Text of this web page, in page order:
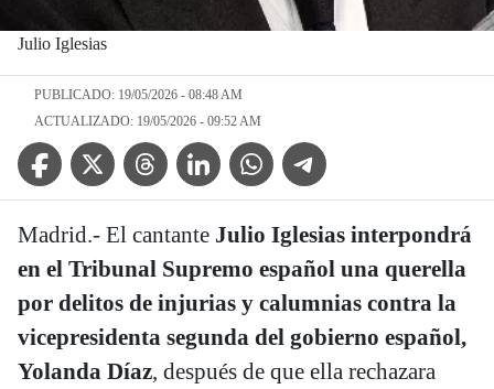
Julio Iglesias
PUBLICADO: 19/05/2026 - 08:48 AM
ACTUALIZADO: 19/05/2026 - 09:52 AM
Facebook IconTwitter IconThreads IconLinkedin IconWhatsApp IconTelegram Icon
Madrid.- El cantante Julio Iglesias interpondrá
en el Tribunal Supremo español una querella
por delitos de injurias y calumnias contra la
vicepresidenta segunda del gobierno español,
Yolanda Díaz, después de que ella rechazara